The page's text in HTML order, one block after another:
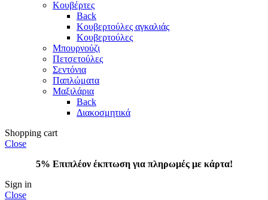
Κουβέρτες
Back
Κουβερτούλες αγκαλιάς
Κουβερτούλες
Μπουρνούζι
Πετσετούλες
Σεντόνια
Παπλώματα
Μαξιλάρια
Back
Διακοσμητικά
Shopping cart
Close
5% Επιπλέον έκπτωση για πληρωμές με κάρτα!
Sign in
Close